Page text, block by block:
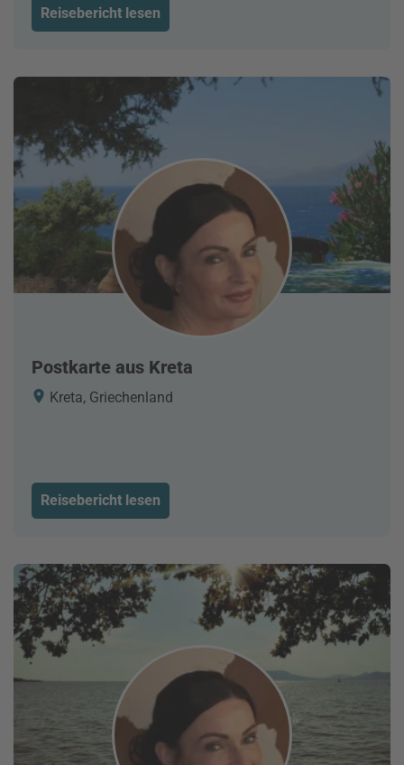
Reisebericht lesen
Postkarte aus Kreta
Kreta, Griechenland
Reisebericht lesen